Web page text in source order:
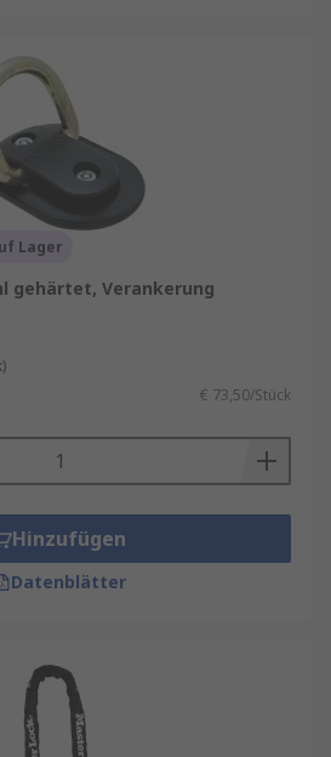
Lager
gehärtet, Verankerung
€ 73,50/Stück
Hinzufügen
Datenblätter